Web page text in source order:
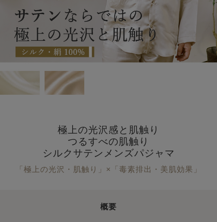
極上の光沢感と肌触り
つるすべの肌触り
シルクサテンメンズパジャマ
「極上の光沢・肌触り」×「毒素排出・美肌効果」
概要